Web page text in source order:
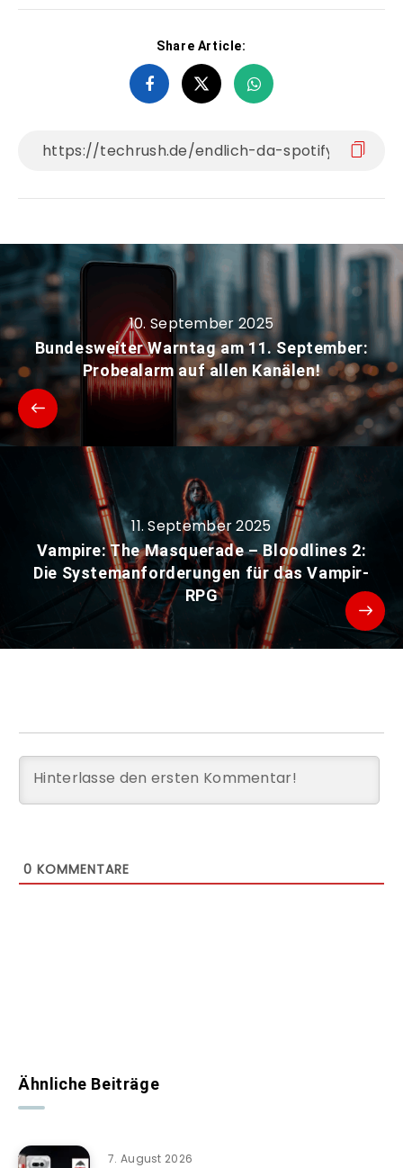
Share Article:
10. September 2025
Bundesweiter Warntag am 11. September:
Probealarm auf allen Kanälen!
11. September 2025
Vampire: The Masquerade – Bloodlines 2:
Die Systemanforderungen für das Vampir-
RPG
0 KOMMENTARE
Ähnliche Beiträge
7. August 2026